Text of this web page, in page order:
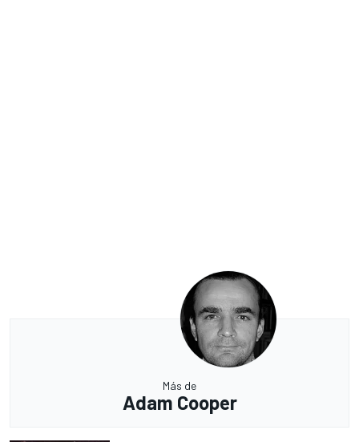
Más de
Adam Cooper